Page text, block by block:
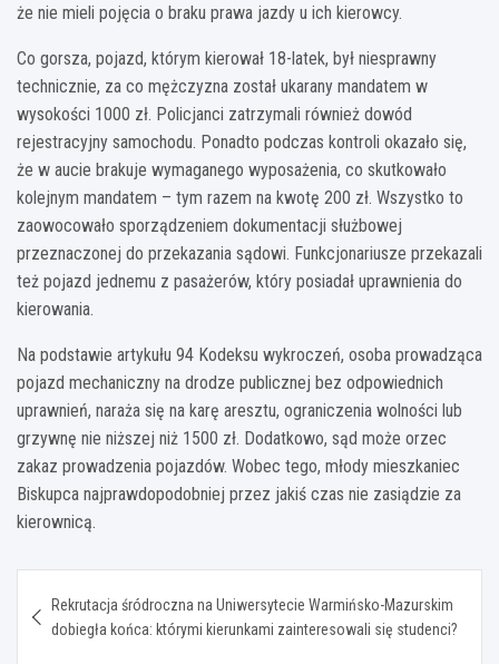
że nie mieli pojęcia o braku prawa jazdy u ich kierowcy.
Co gorsza, pojazd, którym kierował 18-latek, był niesprawny
technicznie, za co mężczyzna został ukarany mandatem w
wysokości 1000 zł. Policjanci zatrzymali również dowód
rejestracyjny samochodu. Ponadto podczas kontroli okazało się,
że w aucie brakuje wymaganego wyposażenia, co skutkowało
kolejnym mandatem – tym razem na kwotę 200 zł. Wszystko to
zaowocowało sporządzeniem dokumentacji służbowej
przeznaczonej do przekazania sądowi. Funkcjonariusze przekazali
też pojazd jednemu z pasażerów, który posiadał uprawnienia do
kierowania.
Na podstawie artykułu 94 Kodeksu wykroczeń, osoba prowadząca
pojazd mechaniczny na drodze publicznej bez odpowiednich
uprawnień, naraża się na karę aresztu, ograniczenia wolności lub
grzywnę nie niższej niż 1500 zł. Dodatkowo, sąd może orzec
zakaz prowadzenia pojazdów. Wobec tego, młody mieszkaniec
Biskupca najprawdopodobniej przez jakiś czas nie zasiądzie za
kierownicą.
wpisu
Rekrutacja śródroczna na Uniwersytecie Warmińsko-Mazurskim
dobiegła końca: którymi kierunkami zainteresowali się studenci?